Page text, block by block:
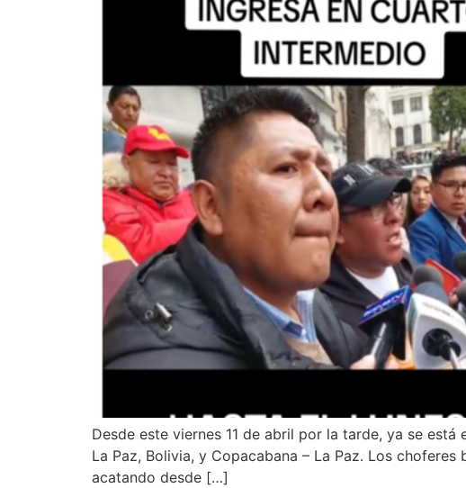
Desde este viernes 11 de abril por la tarde, ya se
La Paz, Bolivia, y Copacabana – La Paz. Los
acatando desde […]